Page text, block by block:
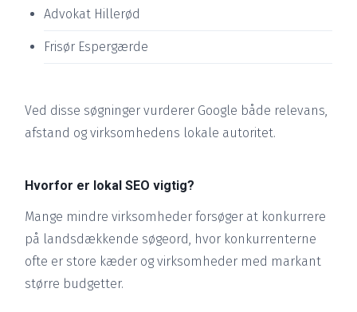
Advokat Hillerød
Frisør Espergærde
Ved disse søgninger vurderer Google både relevans,
afstand og virksomhedens lokale autoritet.
Hvorfor er lokal SEO vigtig?
Mange mindre virksomheder forsøger at konkurrere
på landsdækkende søgeord, hvor konkurrenterne
ofte er store kæder og virksomheder med markant
større budgetter.